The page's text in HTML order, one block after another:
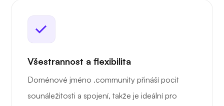
Všestrannost a flexibilita
Doménové jméno .community přináší pocit
sounáležitosti a spojení, takže je ideální pro